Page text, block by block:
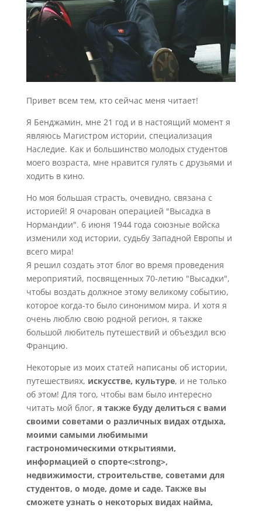
Привет всем тем, кто сейчас меня читает!
Я Бенджамин, мне 21 год и в настоящий момент я
являюсь Магистром истории, специализация
Наследие. Как и большинство молодых студентов
моего возраста, мне нравится гулять с друзьями и
ходить в кино.
Но моя большая страсть, очевидно, связана с
историей! Я очарован операцией "Высадка в
Нормандии". 6 июня 1944 года союзные войска
изменили ход истории, судьбу Западной Европы и
всего мира!
Я решил создать этот блог во время проведения
мероприятий, посвященных 70-летию "Высадки",
чтобы воздать должное этому великому событию,
которое когда-то было синонимом мира. И хотя я
очень люблю свою родной регион, я также
большой любитель путешествий и объездил всю
Францию.
Некоторые из моих статей написаны об истории,
путешествиях, искусстве, культуре, и не только
об этом! Для того, чтобы вам было интересно
читать мой блог, я также буду делиться с вами
своими советами о различных видах отдыха,
моими самыми любимыми
гастрономическими открытиями,
информацией о спорте<:strong>,
недвижимости, строительстве, советами для
студентов, о моде, доме и саде. Также вы
сможете узнать о некоторых видах найма,